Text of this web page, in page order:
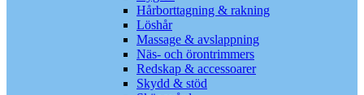
Hårborttagning & rakning
Löshår
Massage & avslappning
Näs- och örontrimmers
Redskap & accessoarer
Skydd & stöd